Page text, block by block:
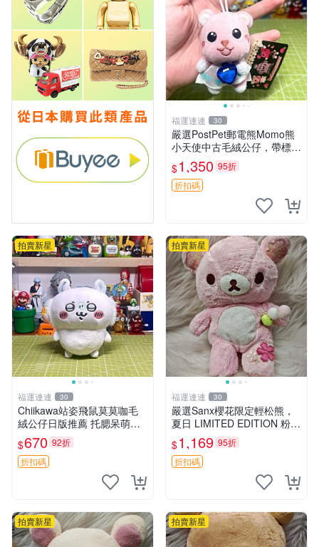
福運連連 30
嚴選PostPet郵電熊Momo熊
小天使中古毛絨公仔，帶標牌
保存完好。絕版稀有少見收藏
品，微瑕可接受，狀態如圖。
所見即所得，毛絨精品嚴選推
$1,350 95折
折扣碼
拍賣新星
福運連連 30
Chiikawa站姿飛鼠莫莫咖毛
絨公仔日版推薦 托腮呆萌可
愛 15cm豆袋底部 當代嚴選
毛絨玩具 公仔 莫莫卡 像人
$670 92折
折扣碼
拍賣新星
福運連連 30
嚴選Sanx櫻花限定輕松熊，
夏日 LIMITED EDITION 粉色
毛絨熊，背有拉鏈設計，肚內
填充豆袋，精致工藝呈現，狀
態如新，適合收藏與送人 櫻
$1,169 95折
折扣碼
拍賣新星 拍賣新星